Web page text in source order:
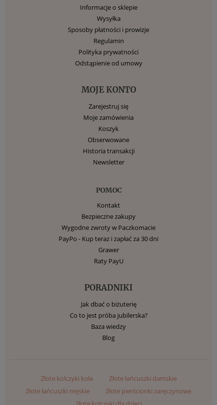
Informacje o sklepie
Wysyłka
Sposoby płatności i prowizje
Regulamin
Polityka prywatności
Odstąpienie od umowy
MOJE KONTO
Zarejestruj się
Moje zamówienia
Koszyk
Obserwowane
Historia transakcji
Newsletter
POMOC
Kontakt
Bezpieczne zakupy
Wygodne zwroty w Paczkomacie
PayPo - Kup teraz i zapłać za 30 dni
Grawer
Raty PayU
PORADNIKI
Jak dbać o biżuterię
Co to jest próba jubilerska?
Baza wiedzy
Blog
Złote kolczyki koła
Złote łańcuszki damskie
Złote łańcuszki męskie
Złote pierścionki zaręczynowe